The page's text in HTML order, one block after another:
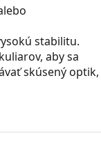
stabilitu.
aby sa
skúsený optik,
kontrast